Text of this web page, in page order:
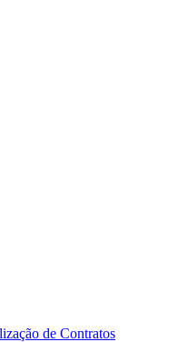
de Contratos